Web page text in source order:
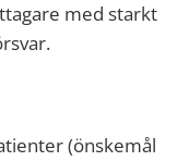
med starkt
(önskemål